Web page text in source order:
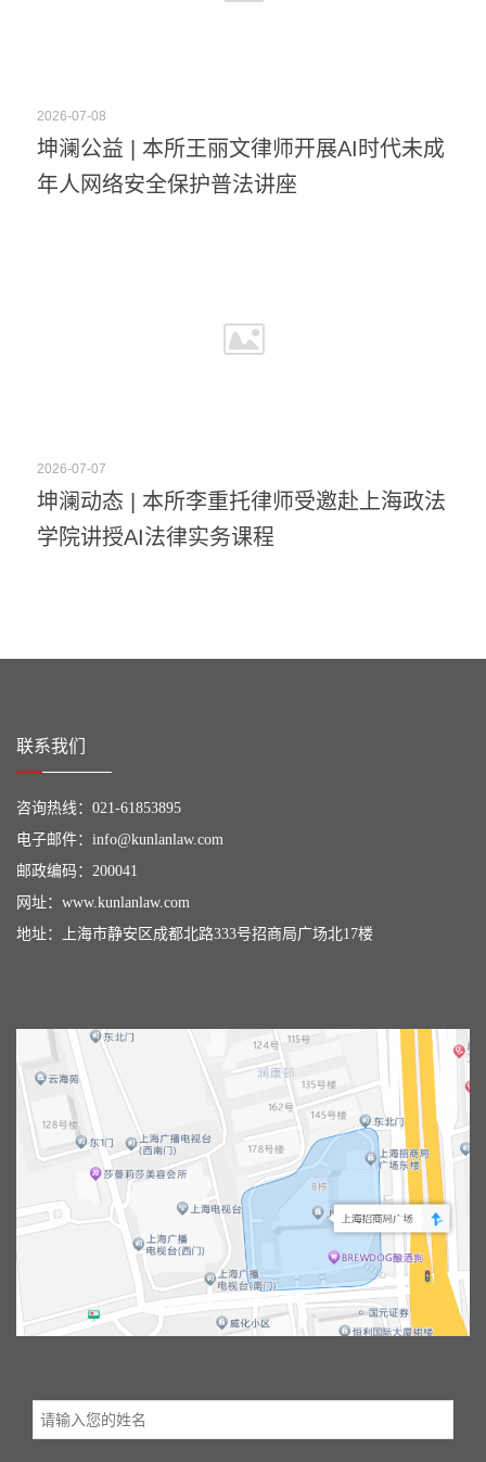
2026-07-08
坤澜公益 | 本所王丽文律师开展AI时代未成
年人网络安全保护普法讲座
2026-07-07
坤澜动态 | 本所李重托律师受邀赴上海政法
学院讲授AI法律实务课程
联系我们
咨询热线： 021-61853895
电子邮件： info@kunlanlaw.com
邮政编码：200041
网址： www.kunlanlaw.com
地址：上海市静安区成都北路333号招商局广场北17楼